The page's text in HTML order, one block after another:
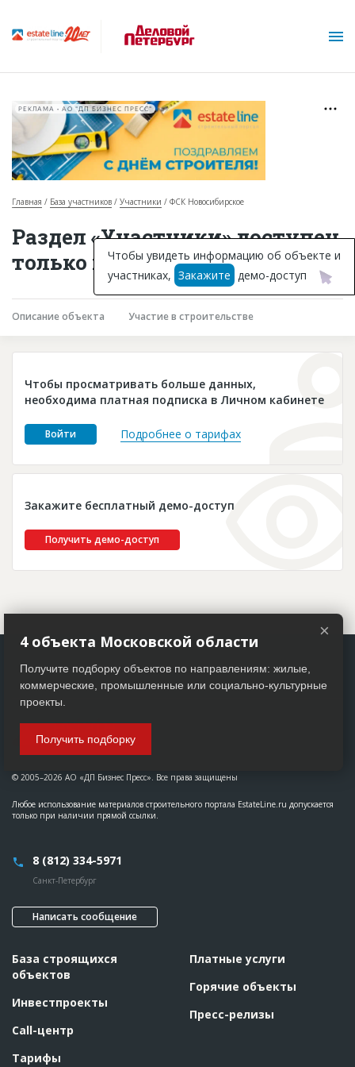
Горячие объекты
База строящихся объектов
Инвестпроекты
Глоссарий
Платные услуги
Пресс-релизы
РЕКЛАМА • АО "ДП БИЗНЕС ПРЕСС"
Главная База участников Участники ФСК Новосибирское
Раздел «Участники» доступен
только подписчикам
Описание объекта Участие в строительстве
Чтобы просматривать больше данных,
необходима платная подписка в Личном кабинете
Войти Подробнее о тарифах
Закажите бесплатный демо-доступ
Получить демо-доступ
Чтобы увидеть информацию об объекте и
участниках, Закажите демо-доступ
© 2005–2026 АО «ДП Бизнес Пресс». Все права защищены
Любое использование материалов строительного портала EstateLine.ru допускается
только при наличии прямой ссылки.
8 (812) 334-5971
Санкт-Петербург
Написать сообщение
База строящихся
объектов
Инвестпроекты
Call-центр
Тарифы
Платные услуги
Горячие объекты
Пресс-релизы
×
4 объекта Московской области
Получите подборку объектов по направлениям: жилые,
коммерческие, промышленные или социально-культурные
проекты.
Получить подборку